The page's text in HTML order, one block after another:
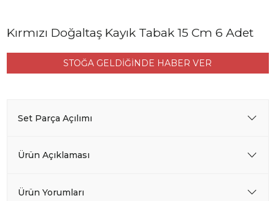
Kırmızı Doğaltaş Kayık Tabak 15 Cm 6 Adet
STOĞA GELDİĞİNDE HABER VER
Set Parça Açılımı
Ürün Açıklaması
Ürün Yorumları